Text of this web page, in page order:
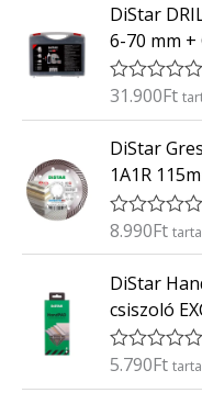
é
k
e
l
s
:
/
5
DiStar
6-70 mm +
É
é
k
e
l
é
s
:
/
5
31.900Ft
DiStar
1A1R
É
é
e
l
é
s
:
8.990Ft
DiStar
csiszoló
É
5.790Ft